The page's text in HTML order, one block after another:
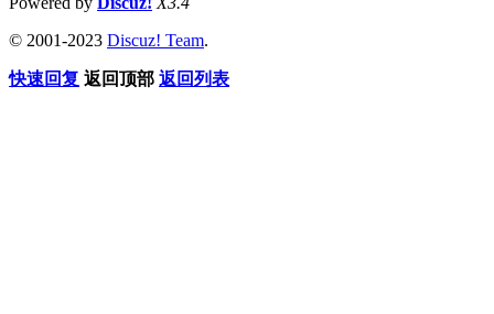
© 2001-2023 Discuz! Team.
快速回复 返回顶部 返回列表